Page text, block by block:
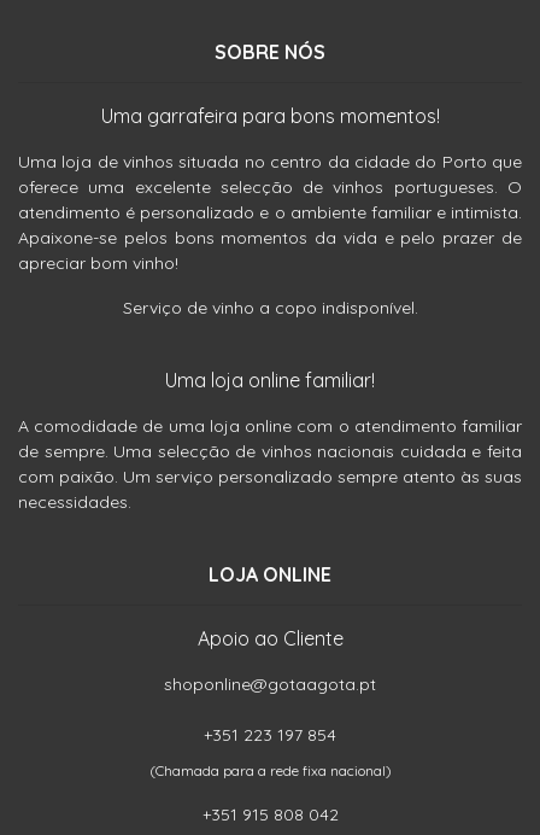
SOBRE NÓS
Uma garrafeira para bons momentos!
Uma loja de vinhos situada no centro da cidade do Porto que
oferece uma excelente selecção de vinhos portugueses. O
atendimento é personalizado e o ambiente familiar e intimista.
Apaixone-se pelos bons momentos da vida e pelo prazer de
apreciar bom vinho!
Serviço de vinho a copo indisponível.
Uma loja online familiar!
A comodidade de uma loja online com o atendimento familiar
de sempre. Uma selecção de vinhos nacionais cuidada e feita
com paixão. Um serviço personalizado sempre atento às suas
necessidades.
LOJA ONLINE
Apoio ao Cliente
shoponline@gotaagota.pt
+351 223 197 854
(Chamada para a rede fixa nacional)
+351 915 808 042